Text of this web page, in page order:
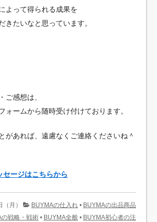
よって得られる成果を
きたいなと思っています。
ご感想は、
ォームから随時受け付けております。
があれば、遠慮なくご連絡くださいね＾
セージはこちらから
月） BUYMAの仕入れ • BUYMAの出品商品
の戦略・戦術 • BUYMA全般 • BUYMA初心者の注